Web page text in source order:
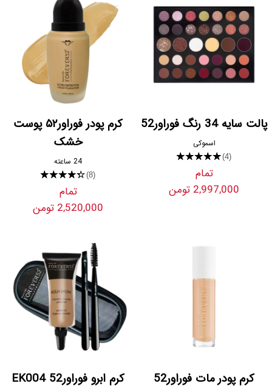
پالت سایه 34 رنگ فوراور52
اسموکی
★★★★★(4)
تمام
2,997,000 تومن
کرم ‌پودر فوراور۵۲ پوست
خشک
24 ساعته
★★★★★(8)
تمام
2,520,000 تومن
کرم پودر مات فوراور52 کرم ابرو فوراور52 EK004